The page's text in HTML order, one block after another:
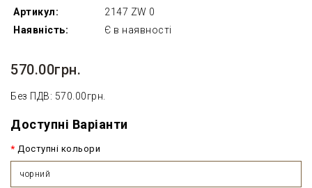
Артикул:
2147 ZW 0
Наявність:
Є в наявності
570.00грн.
Без ПДВ: 570.00грн.
Доступні Варіанти
Доступні кольори
чорний